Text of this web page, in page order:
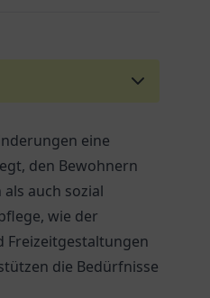
eine
den Bewohnern
auch sozial
wie der
Freizeitgestaltungen
die Bedürfnisse